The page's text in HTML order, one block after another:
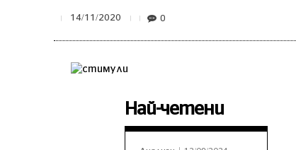
14/11/2020 0
Най-четени